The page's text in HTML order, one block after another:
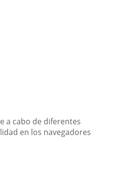
a cabo de diferentes
en los navegadores